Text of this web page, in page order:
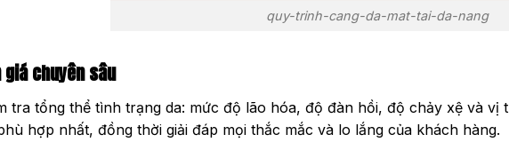
quy-trinh-cang-da-mat-tai-da-nang
giá chuyên sâu
tra tổng thể tình trạng da: mức độ lão hóa, độ đàn hồi, độ chảy xệ và
hợp nhất, đồng thời giải đáp mọi thắc mắc và lo lắng của khách hàng.